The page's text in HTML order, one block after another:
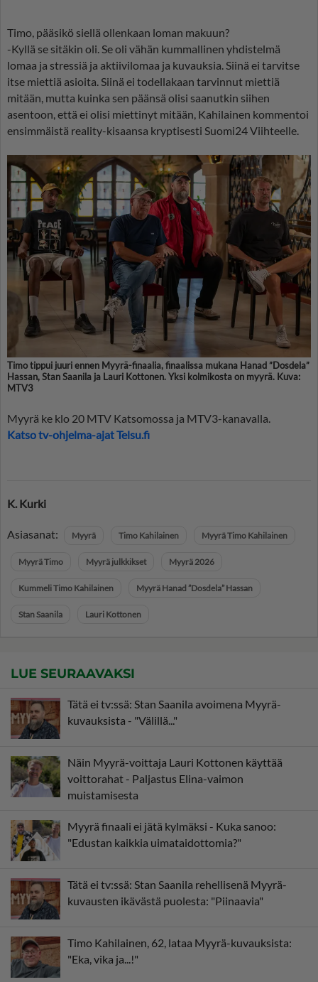
Timo, pääsikö siellä ollenkaan loman makuun?
-Kyllä se sitäkin oli. Se oli vähän kummallinen yhdistelmä
lomaa ja stressiä ja aktiivilomaa ja kuvauksia. Siinä ei tarvitse
itse miettiä asioita. Siinä ei todellakaan tarvinnut miettiä
mitään, mutta kuinka sen päänsä olisi saanutkin siihen
asentoon, että ei olisi miettinyt mitään, Kahilainen kommentoi
ensimmäistä reality-kisaansa kryptisesti Suomi24 Viihteelle.
Timo tippui juuri ennen Myyrä-finaalia, finaalissa mukana Hanad ”Dosdela”
Hassan, Stan Saanila ja Lauri Kottonen. Yksi kolmikosta on myyrä. Kuva:
MTV3
Myyrä ke klo 20 MTV Katsomossa ja MTV3-kanavalla.
Katso tv-ohjelma-ajat Telsu.fi
K. Kurki
Asiasanat: Myyrä Timo Kahilainen Myyrä Timo Kahilainen
Myyrä Timo Myyrä julkkikset Myyrä 2026
Kummeli Timo Kahilainen Myyrä Hanad ”Dosdela” Hassan
Stan Saanila Lauri Kottonen
LUE SEURAAVAKSI
Tätä ei tv:ssä: Stan Saanila avoimena Myyrä-
kuvauksista - "Välillä..."
Näin Myyrä-voittaja Lauri Kottonen käyttää
voittorahat - Paljastus Elina-vaimon
muistamisesta
Myyrä finaali ei jätä kylmäksi - Kuka sanoo:
"Edustan kaikkia uimataidottomia?"
Tätä ei tv:ssä: Stan Saanila rehellisenä Myyrä-
kuvausten ikävästä puolesta: "Piinaavia"
Timo Kahilainen, 62, lataa Myyrä-kuvauksista:
"Eka, vika ja...!"